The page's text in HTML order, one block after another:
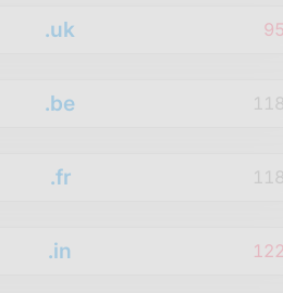
.uk
.be
.fr
.in